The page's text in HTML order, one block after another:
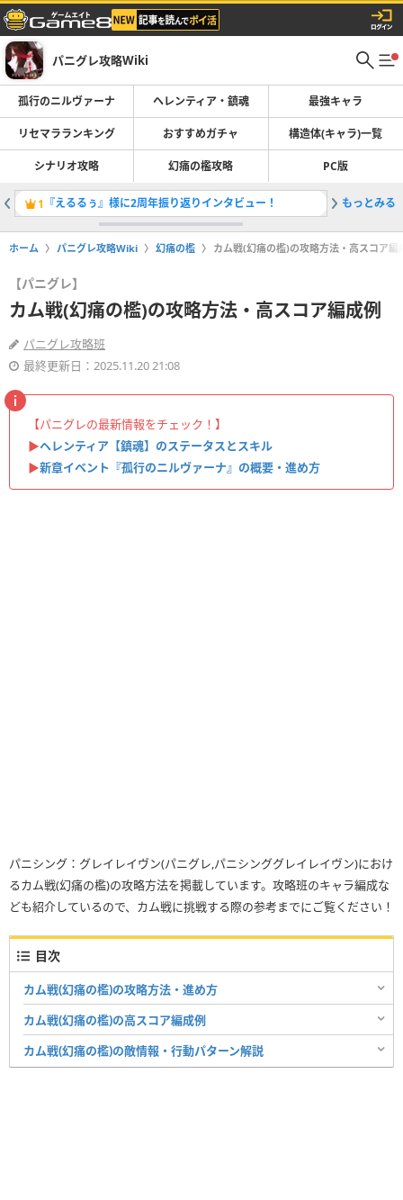
パニグレ攻略Wiki
孤行のニルヴァーナ ヘレンティア・鎮魂 最強キャラ
リセマラランキング おすすめガチャ 構造体(キャラ)一覧
シナリオ攻略 幻痛の檻攻略 PC版
1 『えるるぅ』様に2周年振り返りインタビュー！ 2断章(幕
もっとみる
ホーム パニグレ攻略Wiki 幻痛の檻 カム戦(幻痛の檻)の攻略方法・高スコア編
【パニグレ】
カム戦(幻痛の檻)の攻略方法・高スコア編成例
パニグレ攻略班
最終更新日：2025.11.20 21:08
【パニグレの最新情報をチェック！】
▶ヘレンティア【鎮魂】のステータスとスキル
▶︎新章イベント『孤行のニルヴァーナ』の概要・進め方
パニシング：グレイレイヴン(パニグレ,パニシンググレイレイヴン)におけ
るカム戦(幻痛の檻)の攻略方法を掲載しています。攻略班のキャラ編成な
ども紹介しているので、カム戦に挑戦する際の参考までにご覧ください！
目次
カム戦(幻痛の檻)の攻略方法・進め方
カム戦(幻痛の檻)の高スコア編成例
カム戦(幻痛の檻)の敵情報・行動パターン解説